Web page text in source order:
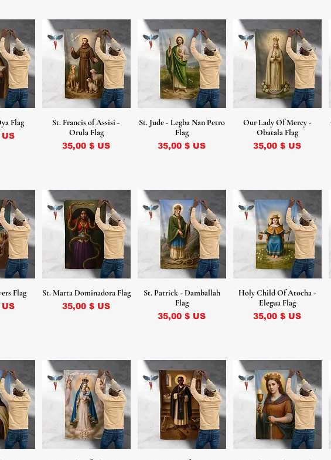
Flag
St. Francis of Assisi -
Orula Flag
Prix
35,00 $ US
St. Jude - Legba Nan Petro
Flag
Prix
35,00 $ US
Our Lady Of Mercy -
Obatala Flag
Prix
35,00 $ US
Flag St. Marta Dominadora Flag
Prix
35,00 $ US
St. Patrick - Damballah
Flag
Prix
35,00 $ US
Holy Child Of Atocha -
Elegua Flag
Prix
35,00 $ US